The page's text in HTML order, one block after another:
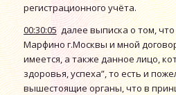
регистрационного
00:30:05далее выписка о том,
Марфино г.Москвы и мной
имеется, а также данное лицо,
здоровья, успеха”, то есть и
вышестоящие органы, что в